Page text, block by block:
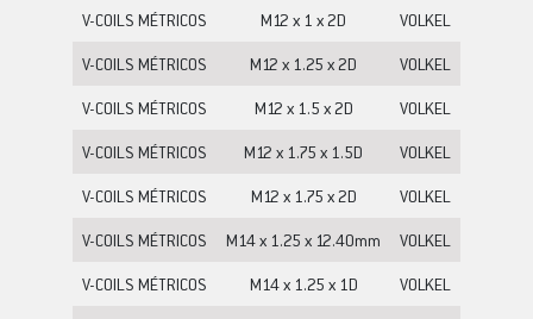
V-COILS MÉTRICOS
M12 x 1 x 2D
VOLKEL
V-COILS MÉTRICOS
M12 x 1.25 x 2D
VOLKEL
V-COILS MÉTRICOS
M12 x 1.5 x 2D
VOLKEL
V-COILS MÉTRICOS
M12 x 1.75 x 1.5D
VOLKEL
V-COILS MÉTRICOS
M12 x 1.75 x 2D
VOLKEL
V-COILS MÉTRICOS
M14 x 1.25 x 12.40mm
VOLKEL
V-COILS MÉTRICOS
M14 x 1.25 x 1D
VOLKEL